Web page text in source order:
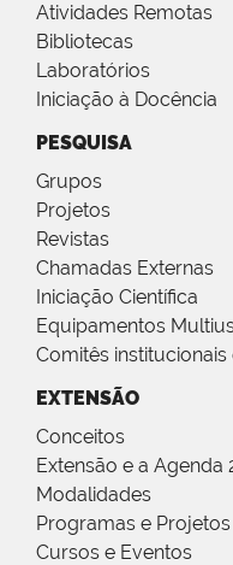
Atividades Remotas
Bibliotecas
Laboratórios
Iniciação à Docência
PESQUISA
Grupos
Projetos
Revistas
Chamadas Externas
Iniciação Científica
Equipamentos
Comitês
EXTENSÃO
Conceitos
Extensão e a Agenda
Modalidades
Programas e Projetos
Cursos e Eventos